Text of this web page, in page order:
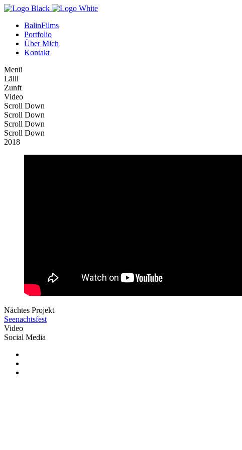
BalinFilms
Portfolio
Über Mich
Kontakt
Menü
Lälli
Zunft
Video
Scroll Down
Scroll Down
Scroll Down
Scroll Down
2018
Nächtes Projekt
Seenachtsfest
Video
Social Media